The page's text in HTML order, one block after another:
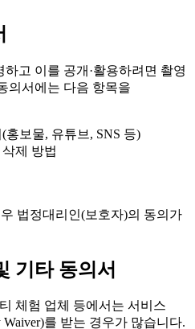
고 이를 공개·활용하려면 촬영
의서에는 다음 항목을
홍보물, 유튜브, SNS 등)
제 방법
법정대리인(보호자)의 동의가
기타 동의서
체험 업체 등에서는 서비스
를 받는 경우가 많습니다.